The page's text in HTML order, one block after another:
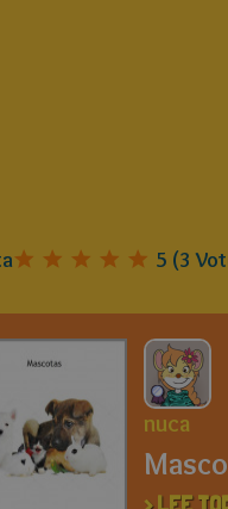
5 (3
nuca